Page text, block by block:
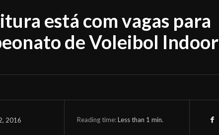
está com vagas para
de Voleibol Indoor
2016 Reading time:Less than 1 min.